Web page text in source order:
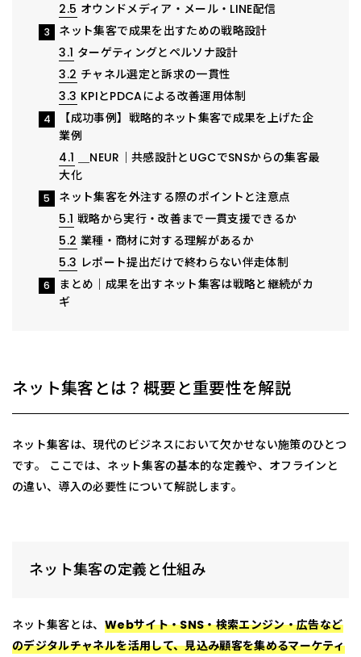
2.5 オウンドメディア・メール・LINE配信
3
ネット集客で成果を出すための戦略設計
3.1 ターゲティングとペルソナ設計
3.2 チャネル選定と訴求の一貫性
3.3 KPIとPDCAによる改善運用体制
4
【成功事例】戦略的ネット集客で成果を上げた企
業例
4.1 ＿NEUR｜共感設計とUGCでSNSからの集客最
大化
5
ネット集客を外注する際のポイントと注意点
5.1 戦略から実行・改善まで一貫支援できるか
5.2 業種・商材に対する理解があるか
5.3 レポート提出だけで終わらない伴走体制
6
まとめ｜成果を出すネット集客は戦略と継続がカ
ギ
ネット集客とは？概要と重要性を解説
ネット集客は、現代のビジネスにおいて欠かせない施策のひとつ
です。 ここでは、ネット集客の基本的な定義や、オフラインと
の違い、導入の必要性について解説します。
ネット集客の定義と仕組み
ネット集客とは、 Webサイト・SNS・検索エンジン・広告など
のデジタルチャネルを活用して、見込み顧客を集めるマーケティ